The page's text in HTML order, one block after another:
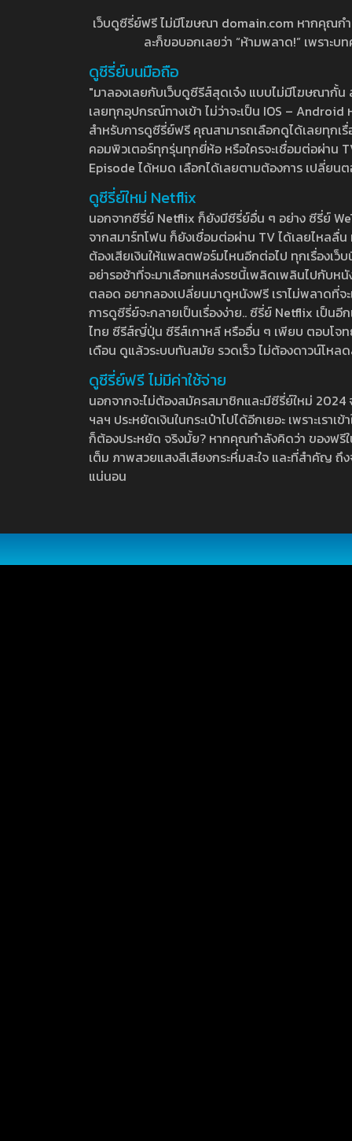
เว็บดูซีรี่ย์ฟรี ไม่มีโฆษณา domain.com หากคุณก
ละก็ขอบอกเลยว่า “ห้ามพลาด!” เพราะ
ดูซีรี่ย์บนมือถือ
"มาลองเลยกับเว็บดูซีรีส์สุดเจ๋ง แบบไม่มีโฆษณากั้
เลยทุกอุปกรณ์ทางเข้า ไม่ว่าจะเป็น IOS –
สำหรับการดูซีรี่ย์ฟรี คุณสามารถเลือกดูได้เลยทุกเ
คอมพิวเตอร์ทุกรุ่นทุกยี่ห้อ หรือใครจะเชื่อมต่อผ่าน
Episode ได้หมด เลือกได้เลยตามต้องการ เปลี่ยน
ดูซีรี่ย์ใหม่ Netflix
นอกจากซีรี่ย์ Netflix ก็ยังมีซีรี่ย์อื่น ๆ อย่าง ซีรี่ย์
จากสมาร์ทโฟน ก็ยังเชื่อมต่อผ่าน TV ได้เลยไหลลื่
ต้องเสียเงินให้แพลตฟอร์มไหนอีกต่อไป ทุกเรื่องเว็
อย่ารอช้าที่จะมาเลือกแหล่งรชนี้เพลิดเพลินไปกับห
ตลอด อยากลองเปลี่ยนมาดูหนังฟรี เราไม่พลาดที่
การดูซีรี่ย์จะกลายเป็นเรื่องง่าย.. ซีรี่ย์ Netflix เป็น
ไทย ซีรีส์ญี่ปุ่น ซีรีส์เกาหลี หรืออื่น ๆ เพียบ ตอบโจท
เดือน ดูแล้วระบบทันสมัย รวดเร็ว ไม่ต้องดาวน์โห
ดูซีรี่ย์ฟรี ไม่มีค่าใช้จ่าย
นอกจากจะไม่ต้องสมัครสมาชิกและมีซีรี่ย์ใหม่
ฯลฯ ประหยัดเงินในกระเป๋าไปได้อีกเยอะ เพราะเร
ก็ต้องประหยัด จริงมั้ย? หากคุณกำลังคิดว่า ของฟ
เต็ม ภาพสวยแสงสีเสียงกระหึ่มสะใจ และที่สำคัญ
แน่นอน